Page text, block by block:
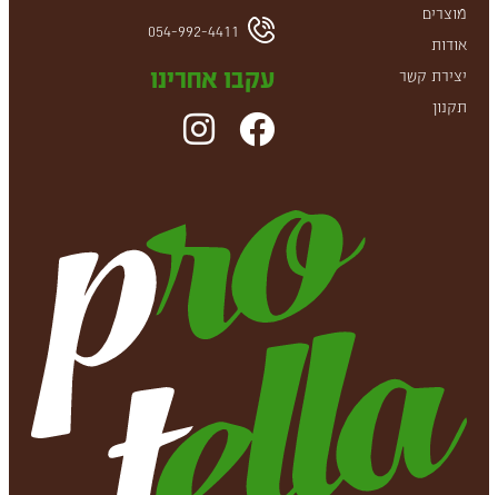
מוצרים
אודות
יצירת קשר
תקנון
054-992-4411
עקבו אחרינו